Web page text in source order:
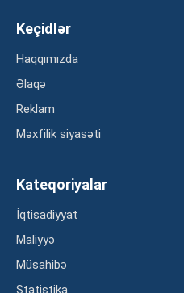
Keçidlər
Haqqımızda
Əlaqə
Reklam
Məxfilik siyasəti
Kateqoriyalar
İqtisadiyyat
Maliyyə
Müsahibə
Statistika